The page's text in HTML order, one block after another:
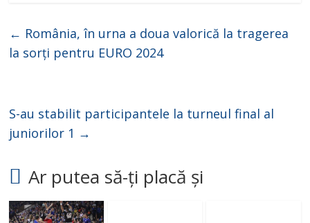
← România, în urna a doua valorică la tragerea
la sorți pentru EURO 2024
S-au stabilit participantele la turneul final al
juniorilor 1 →
Ar putea să-ți placă și